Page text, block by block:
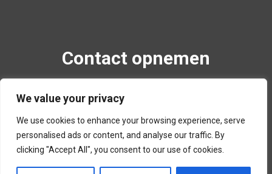
We value your privacy
We use cookies to enhance your browsing experience, serve
personalised ads or content, and analyse our traffic. By
clicking "Accept All", you consent to our use of cookies.
Contact opnemen
Margrietenlaan 58
4382TH Vlissingen, Nederland
+32610347291
info@boogshopvlissingen.nl